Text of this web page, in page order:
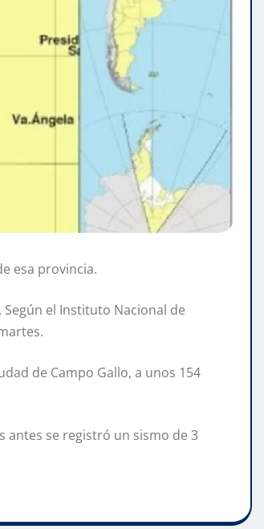
esa provincia.
el Instituto Nacional de
de Campo Gallo, a unos 154
antes se registró un sismo de 3